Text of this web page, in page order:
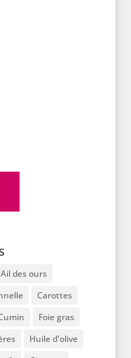
Ail des ours
Carottes
Foie gras
Huile d'olive